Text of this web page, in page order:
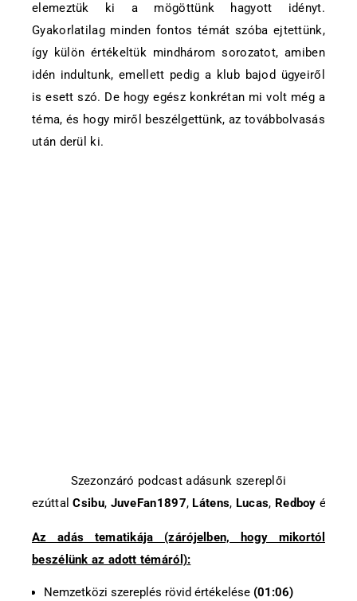
elemeztük ki a mögöttünk hagyott idényt.
Gyakorlatilag minden fontos témát szóba ejtettünk,
így külön értékeltük mindhárom sorozatot, amiben
idén indultunk, emellett pedig a klub bajod ügyeiről
is esett szó. De hogy egész konkrétan mi volt még a
téma, és hogy miről beszélgettünk, az továbbolvasás
után derül ki.
Szezonzáró podcast adásunk szereplői
ezúttalCsibu, JuveFan1897, Látens, Lucas, Redboy és
Az adás tematikája (zárójelben, hogy mikortól
beszélünk az adott témáról):
Nemzetközi szereplés rövid értékelése (01:06)